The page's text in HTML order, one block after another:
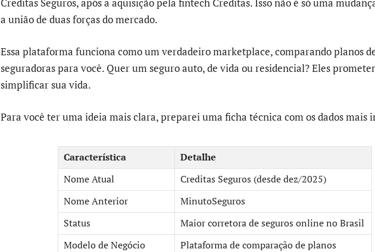
a união de duas forças do mercado.
Essa plataforma funciona como um verdadeiro marketplace, comparando planos
seguradoras para você. Quer um seguro auto, de vida ou residencial? Eles
simplificar sua vida.
Para você ter uma ideia mais clara, preparei uma ficha técnica com os dados mais
Característica
Detalhe
Nome Atual
Creditas Seguros (desde dez/2025)
Nome Anterior
MinutoSeguros
Status
Maior corretora de seguros online no Brasil
Modelo de Negócio
Plataforma de comparação de planos